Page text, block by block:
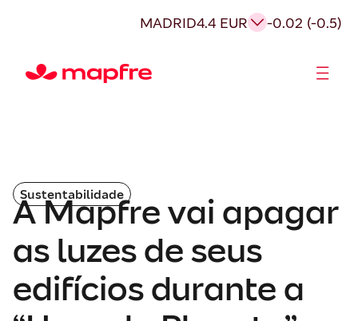
MADRID4.4 EUR -0.02 (-0.5)
Sustentabilidade
A Mapfre vai apagar
as luzes de seus
edifícios durante a